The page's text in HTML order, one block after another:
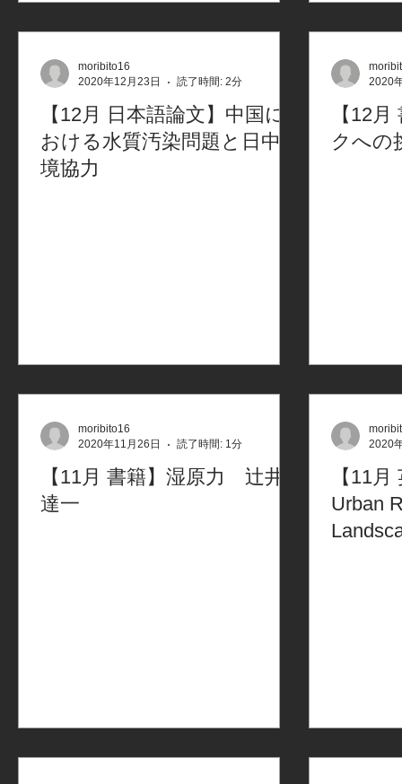
【12月 日本語論文】中国に
おける水質汚染問題と日中環
境協力
moribito16
2020年12月23日
読了時間: 2分
【12
クへ
2020
【11月 書籍】湿原力 辻井
達一
moribito16
2020年11月26日
読了時間: 1分
【11
Urban
2020